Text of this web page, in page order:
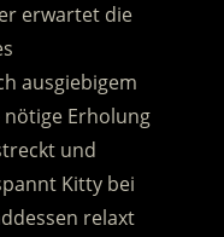
erwartet die
ausgiebigem
Erholung
und
Kitty bei
relaxt